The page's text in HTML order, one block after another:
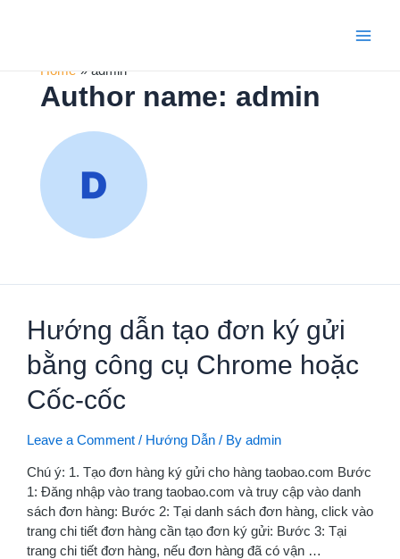
Home admin
Author name: admin
Hướng dẫn tạo đơn ký gửi
bằng công cụ Chrome hoặc
Cốc-cốc
Leave a Comment / Hướng Dẫn / By admin
Chú ý: 1. Tạo đơn hàng ký gửi cho hàng taobao.com Bước
1: Đăng nhập vào trang taobao.com và truy cập vào danh
sách đơn hàng: Bước 2: Tại danh sách đơn hàng, click vào
trang chi tiết đơn hàng cần tạo đơn ký gửi: Bước 3: Tại
trang chi tiết đơn hàng, nếu đơn hàng đã có vận …